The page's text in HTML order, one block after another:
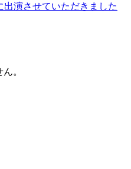
出演させていただきました
。